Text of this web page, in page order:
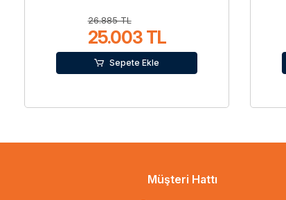
26.885 TL
25.003 TL
Sepete Ekle
Müşteri Hattı